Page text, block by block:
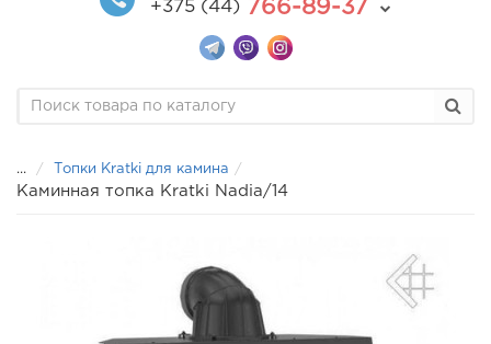
+375 (44) 766-89-37
... Топки Kratki для камина
Каминная топка Kratki Nadia/14